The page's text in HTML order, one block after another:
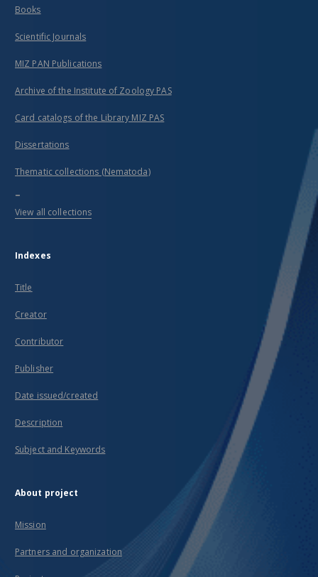
Books
Scientific Journals
MIZ PAN Publications
Archive of the Institute of Zoology PAS
Card catalogs of the Library MIZ PAS
Dissertations
Thematic collections (Nematoda)
...
View all collections
Indexes
Title
Creator
Contributor
Publisher
Date issued/created
Description
Subject and Keywords
About project
Mission
Partners and organization